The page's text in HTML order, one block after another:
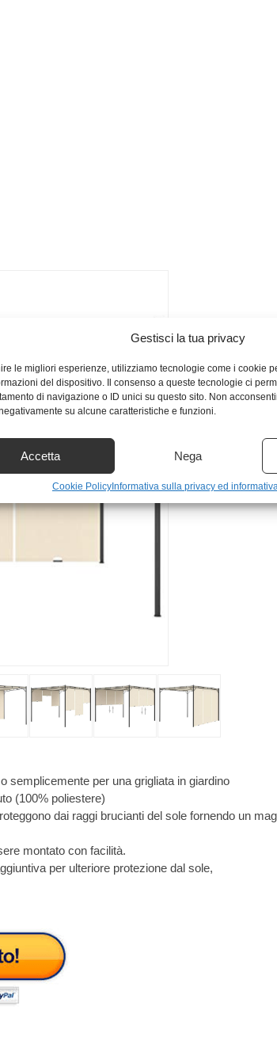
Gestisci la tua privacy
le migliori esperienze, utilizziamo tecnologie come i cookie
del dispositivo. Il consenso a queste tecnologie ci
di navigazione o ID unici su questo sito. Non
su alcune caratteristiche e funzioni.
Accetta Nega
Cookie PolicyInformativa sulla privacy ed
semplicemente per una grigliata in giardino
(100% poliestere)
dai raggi brucianti del sole fornendo un
montato con facilità.
per ulteriore protezione dal sole,